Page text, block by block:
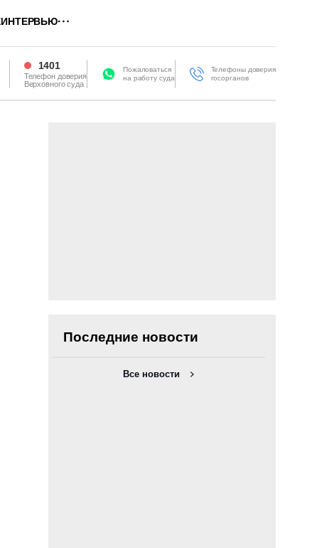
ИНТЕРВЬЮ
1401
Телефон доверия
Верховного суда
Пожаловаться
на работу суда
Телефоны доверия
госорганов
Последние новости
Все новости